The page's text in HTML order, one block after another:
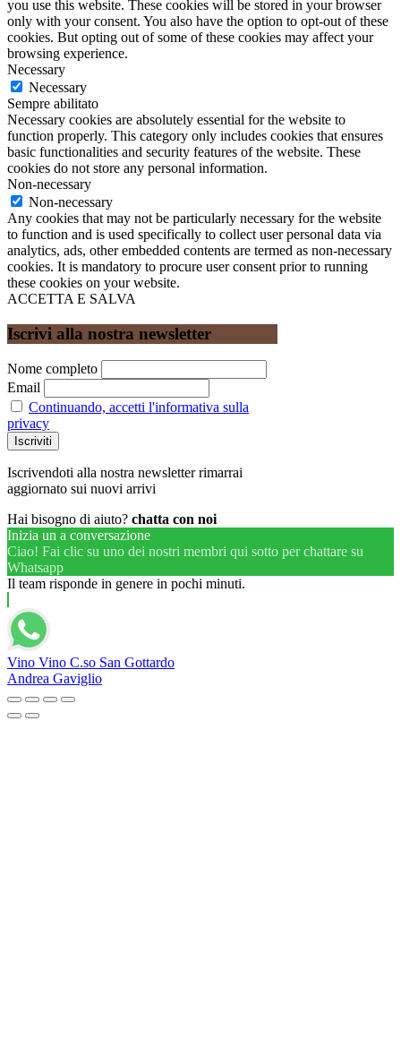
you use this website. These cookies will be stored in your browser
only with your consent. You also have the option to opt-out of these
cookies. But opting out of some of these cookies may affect your
browsing experience.
Necessary
Necessary
Sempre abilitato
Necessary cookies are absolutely essential for the website to
function properly. This category only includes cookies that ensures
basic functionalities and security features of the website. These
cookies do not store any personal information.
Non-necessary
Non-necessary
Any cookies that may not be particularly necessary for the website
to function and is used specifically to collect user personal data via
analytics, ads, other embedded contents are termed as non-necessary
cookies. It is mandatory to procure user consent prior to running
these cookies on your website.
ACCETTA E SALVA
Iscrivi alla nostra newsletter
Nome completo
Email
Continuando, accetti l'informativa sulla
privacy
Iscrivendoti alla nostra newsletter rimarrai
aggiornato sui nuovi arrivi
Hai bisogno di aiuto? chatta con noi
Inizia un a conversazione
Ciao! Fai clic su uno dei nostri membri qui sotto per chattare su
Whatsapp
Il team risponde in genere in pochi minuti.
Vino Vino C.so San Gottardo
Andrea Gaviglio